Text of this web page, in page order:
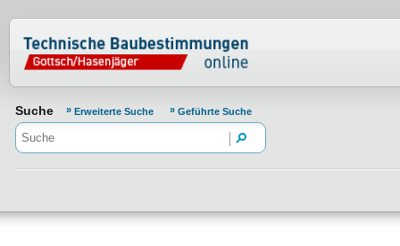
Normenportal Barrierefreiheit
Suche Erweiterte Suche Geführte Suche